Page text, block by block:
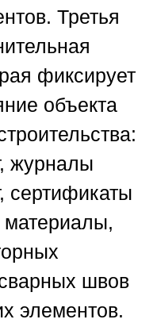
Третья
фиксирует
объекта
журналы
сертификаты
материалы,
швов
элементов.